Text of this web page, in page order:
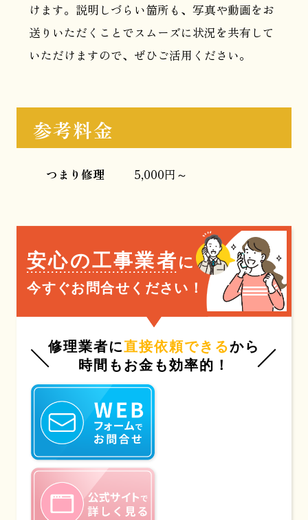
けます。説明しづらい箇所も、写真や動画をお
送りいただくことでスムーズに状況を共有して
いただけますので、ぜひご活用ください。
参考料金
つまり修理 5,000円～
安心の工事業者に
今すぐお問合せください！
修理業者に直接依頼できるから
時間もお金も効率的！